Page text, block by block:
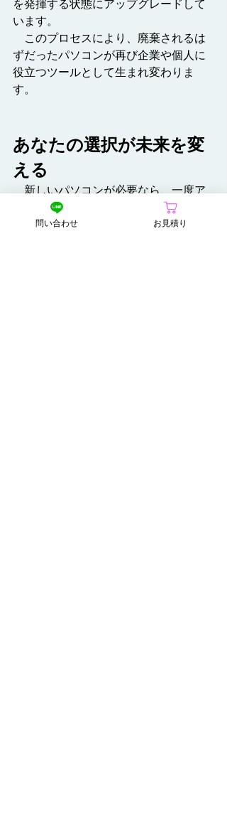
を発揮する状態にアップグレードして
います。
このプロセスにより、廃棄されるは
ずだったパソコンが再び企業や個人に
役立つツールとして生まれ変わりま
す。
あなたの選択が未来を変
える
新しいパソコンが必要なら、一度ア
ップサイクルパソコンを試してみませ
んか？性能もコストも納得の一台が、
問い合わせ お見積り